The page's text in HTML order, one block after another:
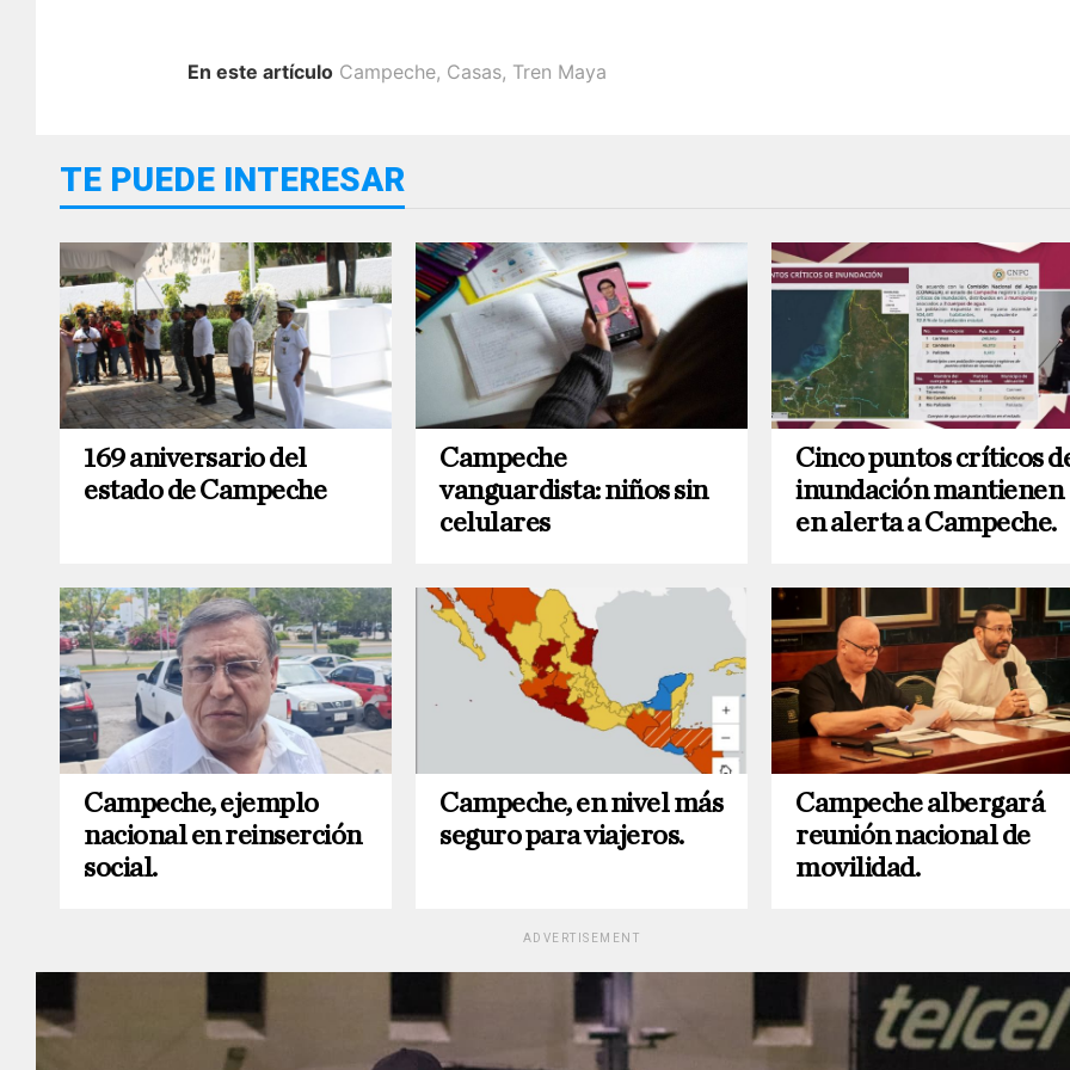
En este artículo Campeche, Casas, Tren Maya
TE PUEDE INTERESAR
169 aniversario del
estado de Campeche
Campeche
vanguardista: niños sin
celulares
Cinco puntos críticos
inundación mantienen
en alerta a Campeche.
Campeche, ejemplo
nacional en reinserción
social.
Campeche, en nivel más
seguro para viajeros.
Campeche albergará
reunión nacional de
movilidad.
ADVERTISEMENT